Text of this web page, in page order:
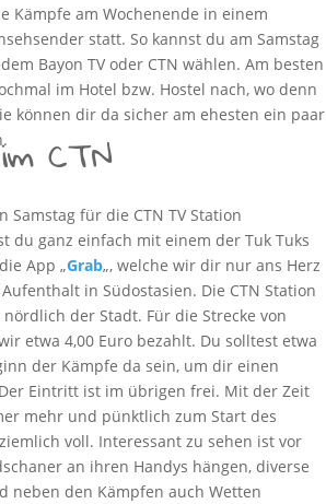
Kämpfe am Wochenende in einem
statt. So kannst du am Samstag
Bayon TV oder CTN wählen. Am besten
im Hotel bzw. Hostel nach, wo denn
können dir da sicher am ehesten ein paar
CTN
für die CTN TV Station
du ganz einfach mit einem der Tuk Tuks
App „Grab„, welche wir dir nur ans Herz
in Südostasien. Die CTN Station
der Stadt. Für die Strecke von
etwa 4,00 Euro bezahlt. Du solltest etwa
der Kämpfe da sein, um dir einen
Eintritt ist im übrigen frei. Mit der Zeit
mehr und pünktlich zum Start des
voll. Interessant zu sehen ist vor
an ihren Handys hängen, diverse
neben den Kämpfen auch Wetten